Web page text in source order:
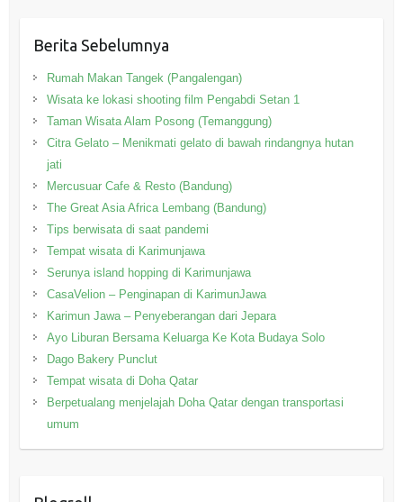
Berita Sebelumnya
Rumah Makan Tangek (Pangalengan)
Wisata ke lokasi shooting film Pengabdi Setan 1
Taman Wisata Alam Posong (Temanggung)
Citra Gelato – Menikmati gelato di bawah rindangnya hutan
jati
Mercusuar Cafe & Resto (Bandung)
The Great Asia Africa Lembang (Bandung)
Tips berwisata di saat pandemi
Tempat wisata di Karimunjawa
Serunya island hopping di Karimunjawa
CasaVelion – Penginapan di KarimunJawa
Karimun Jawa – Penyeberangan dari Jepara
Ayo Liburan Bersama Keluarga Ke Kota Budaya Solo
Dago Bakery Punclut
Tempat wisata di Doha Qatar
Berpetualang menjelajah Doha Qatar dengan transportasi
umum